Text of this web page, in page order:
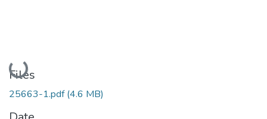
Loading...
Files
25663-1.pdf(4.6 MB)